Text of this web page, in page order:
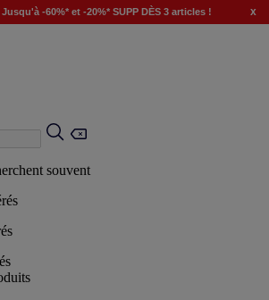
-60%* et -20%* SUPP DÈS 3 articles ! x
souvent